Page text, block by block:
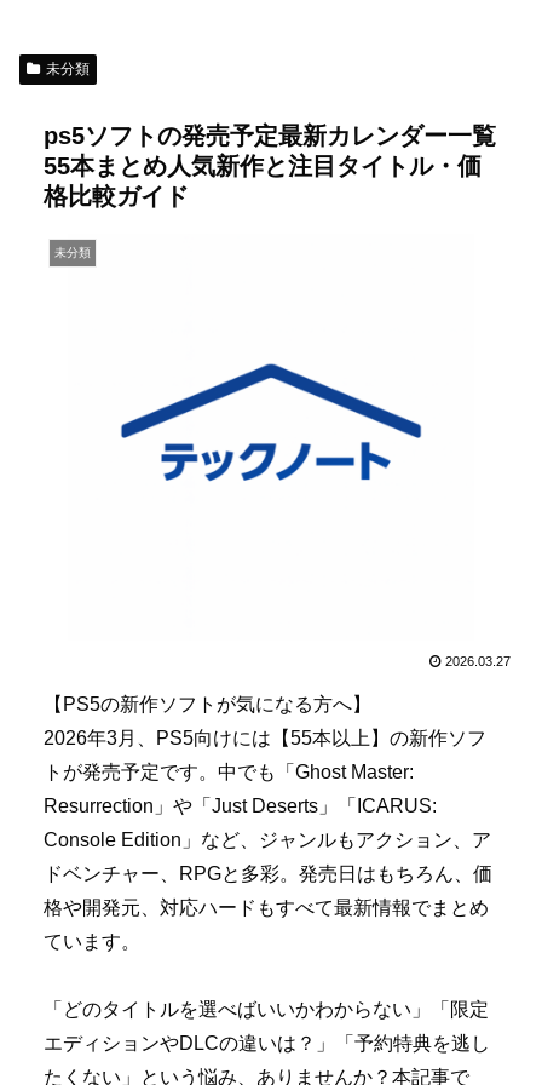
未分類
ps5ソフトの発売予定最新カレンダー一覧
55本まとめ人気新作と注目タイトル・価
格比較ガイド
未分類
2026.03.27
【PS5の新作ソフトが気になる方へ】
2026年3月、PS5向けには【55本以上】の新作ソフ
トが発売予定です。中でも「Ghost Master:
Resurrection」や「Just Deserts」「ICARUS:
Console Edition」など、ジャンルもアクション、ア
ドベンチャー、RPGと多彩。発売日はもちろん、価
格や開発元、対応ハードもすべて最新情報でまとめ
ています。
「どのタイトルを選べばいいかわからない」「限定
エディションやDLCの違いは？」「予約特典を逃し
たくない」という悩み、ありませんか？本記事で